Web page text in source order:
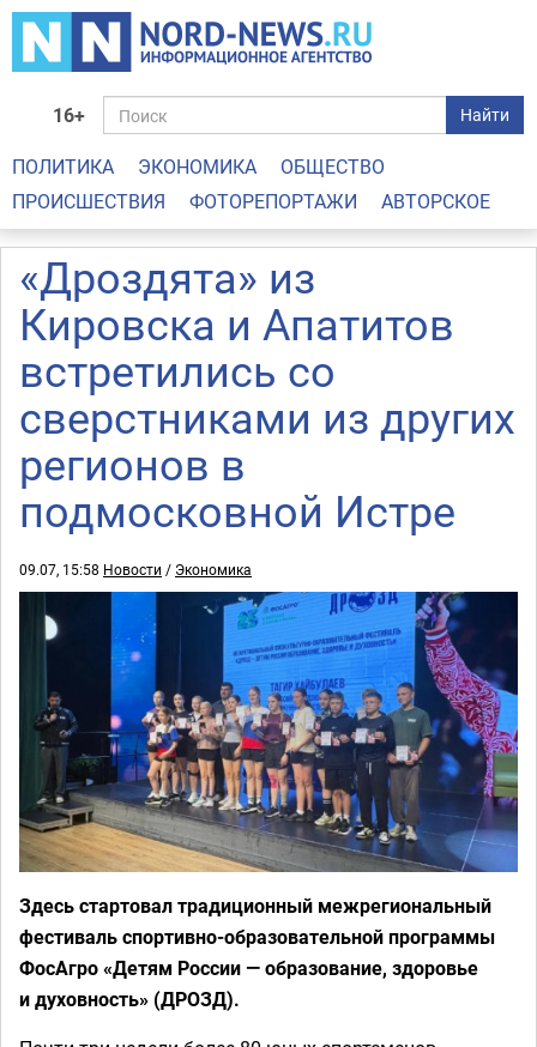
16+ Найти
ПОЛИТИКА ЭКОНОМИКА
ОБЩЕСТВО
ПРОИСШЕСТВИЯ
ФОТОРЕПОРТАЖИ АВТОРСКОЕ
«Дроздята» из
Кировска и Апатитов
встретились со
сверстниками из других
регионов в
подмосковной Истре
09.07, 15:58 Новости / Экономика
Здесь стартовал традиционный межрегиональный
фестиваль спортивно-образовательной программы
ФосАгро «Детям России — образование, здоровье
и духовность» (ДРОЗД).